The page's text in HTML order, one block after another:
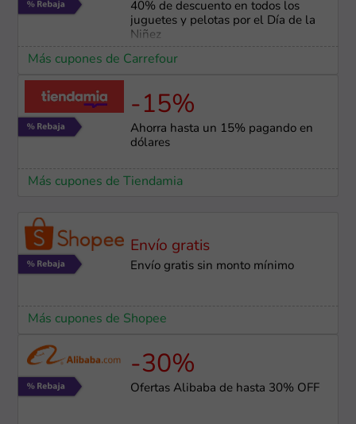
40% de descuento en todos los
juguetes y pelotas por el Día de la
Niñez
Más cupones de Carrefour
-15%
Ahorra hasta un 15% pagando en
dólares
Más cupones de Tiendamia
Envío gratis
Envío gratis sin monto mínimo
Más cupones de Shopee
-30%
Ofertas Alibaba de hasta 30% OFF